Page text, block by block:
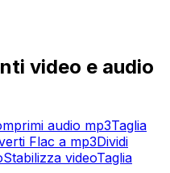
video e audio
audio mp3Taglia
Flac a mp3Dividi
Stabilizza videoTaglia